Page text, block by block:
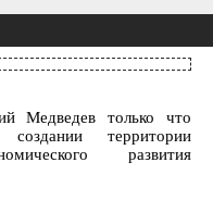
Медведев только что
территории
развития